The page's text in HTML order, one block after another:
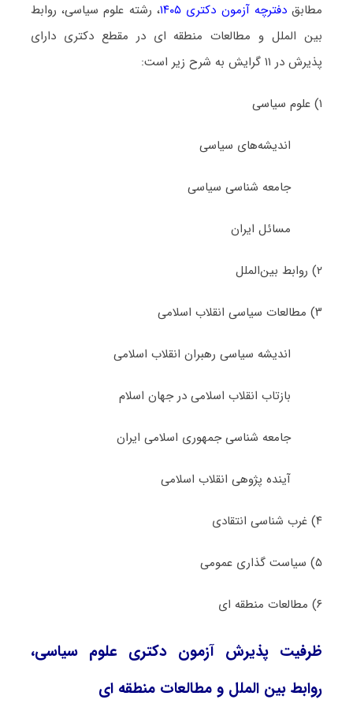
مطابقدفترچه آزمون دکتری ۱۴۰۵
، رشته علوم سیاسی، روابط
بین الملل و مطالعات منطقه ای در مقطع دکتری دارای
پذیرش در ۱۱ گرایش به شرح زیر است:
۱) علوم سیاسی
اﻧﺪﻳﺸﻪﻫﺎی ﺳﻴﺎسی
ﺟﺎمعه شناسی ﺳﻴﺎسی
مساﺋﻞ اﻳﺮان
۲) رواﺑﻂ بین‌اﻟﻤﻠﻞ
۳) ﻣﻄﺎﻟﻌﺎت ﺳﻴﺎسی اﻧﻘﻼب اﺳﻼمی
اندیشه سیاسی رهبران انقلاب اسلامی
بازتاب انقلاب اسلامی در جهان اسلام
جامعه شناسی جمهوری اسلامی ایران
آینده پژوهی انقلاب اسلامی
۴) غرب شناسی انتقادی
۵) سیاست گذاری عمومی
۶) مطالعات منطقه ای
ظرفیت پذیرش آزمون دکتری علوم سیاسی،
روابط بین الملل و مطالعات منطقه ای